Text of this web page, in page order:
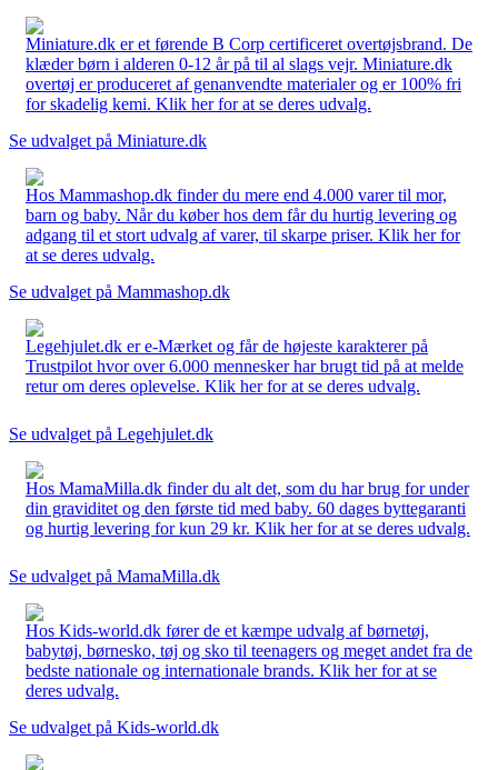
Miniature.dk er et førende B Corp certificeret overtøjsbrand. De
klæder børn i alderen 0-12 år på til al slags vejr. Miniature.dk
overtøj er produceret af genanvendte materialer og er 100% fri
for skadelig kemi. Klik her for at se deres udvalg.
Se udvalget på Miniature.dk
Hos Mammashop.dk finder du mere end 4.000 varer til mor,
barn og baby. Når du køber hos dem får du hurtig levering og
adgang til et stort udvalg af varer, til skarpe priser. Klik her for
at se deres udvalg.
Se udvalget på Mammashop.dk
Legehjulet.dk er e-Mærket og får de højeste karakterer på
Trustpilot hvor over 6.000 mennesker har brugt tid på at melde
retur om deres oplevelse. Klik her for at se deres udvalg.
Se udvalget på Legehjulet.dk
Hos MamaMilla.dk finder du alt det, som du har brug for under
din graviditet og den første tid med baby. 60 dages byttegaranti
og hurtig levering for kun 29 kr. Klik her for at se deres udvalg.
Se udvalget på MamaMilla.dk
Hos Kids-world.dk fører de et kæmpe udvalg af børnetøj,
babytøj, børnesko, tøj og sko til teenagers og meget andet fra de
bedste nationale og internationale brands. Klik her for at se
deres udvalg.
Se udvalget på Kids-world.dk